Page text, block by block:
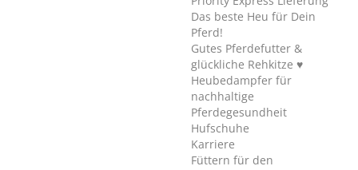
Das beste Heu für Dein
Pferd!
Gutes Pferdefutter &
glückliche Rehkitze ♥
Heubedampfer für
nachhaltige
Pferdegesundheit
Hufschuhe
Karriere
Füttern für den